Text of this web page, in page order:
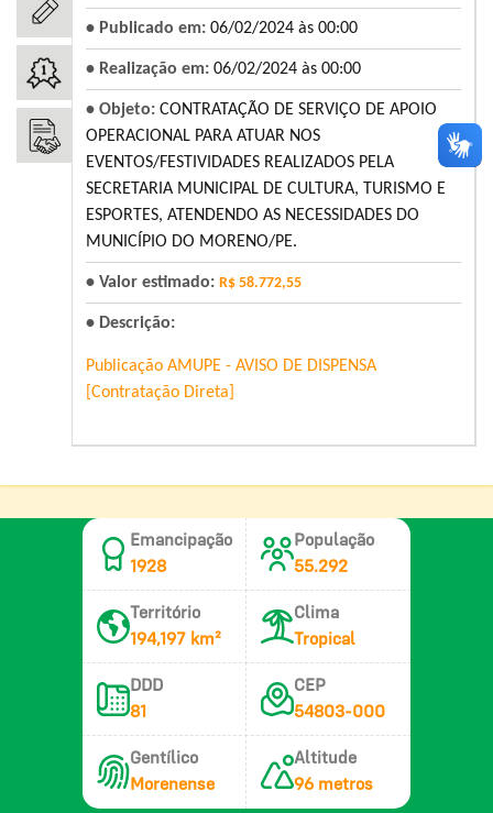
• Publicado em: 06/02/2024 às 00:00
• Realização em: 06/02/2024 às 00:00
• Objeto: CONTRATAÇÃO DE SERVIÇO DE APOIO
OPERACIONAL PARA ATUAR NOS
EVENTOS/FESTIVIDADES REALIZADOS PELA
SECRETARIA MUNICIPAL DE CULTURA, TURISMO E
ESPORTES, ATENDENDO AS NECESSIDADES DO
MUNICÍPIO DO MORENO/PE.
• Valor estimado: R$ 58.772,55
• Descrição:
Publicação AMUPE - AVISO DE DISPENSA
[Contratação Direta]
Emancipação
1928
População
55.292
Território
194,197 km²
Clima
Tropical
DDD
81
CEP
54803-000
Gentílico
Morenense
Altitude
96 metros